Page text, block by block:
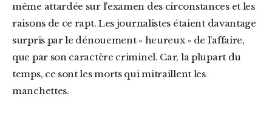
même attardée sur l’examen des circonstances et les
raisons de ce rapt. Les journalistes étaient davantage
surpris par le dénouement « heureux » de l’affaire,
que par son caractère criminel. Car, la plupart du
temps, ce sont les morts qui mitraillent les
manchettes.